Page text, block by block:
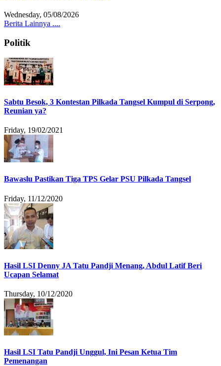
Wednesday, 05/08/2026
Berita Lainnya ....
Politik
Sabtu Besok, 3 Kontestan Pilkada Tangsel Kumpul di Serpong,
Reunian ya?
Friday, 19/02/2021
Bawaslu Pastikan Tiga TPS Gelar PSU Pilkada Tangsel
Friday, 11/12/2020
Hasil LSI Denny JA Tatu Pandji Menang, Abdul Latif Beri
Ucapan Selamat
Thursday, 10/12/2020
Hasil LSI Tatu Pandji Unggul, Ini Pesan Ketua Tim
Pemenangan